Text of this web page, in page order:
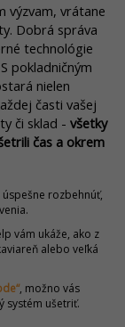
výzvam, vrátane
Dobrá správa
technológie
pokladničným
nielen
časti vašej
či sklad - všetky
čas a okrem
rozbehnúť,
vám ukáže, ako z
alebo veľká
, možno vás
systém ušetriť.